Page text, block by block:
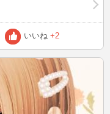
いいね +2